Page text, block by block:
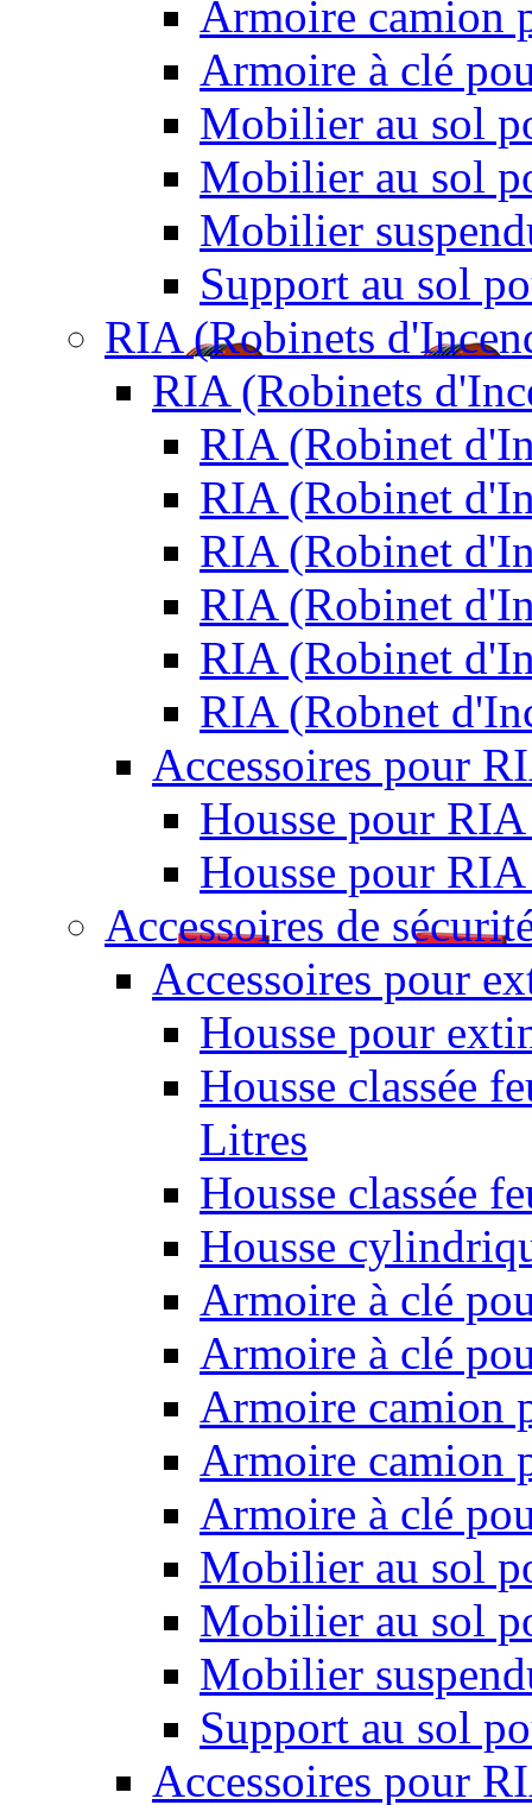
Armoire camion
Armoire à clé
Mobilier au sol
Mobilier au sol
Mobilier
Support au sol
RIA (Robinets
RIA (Robinets
RIA (Robinet
RIA (Robinet
RIA (Robinet
RIA (Robinet
RIA (Robinet
RIA (Robnet
Accessoires pour
Housse pour
Housse pour
Accessoires de
Accessoires pour
Housse pour
Housse classée
Litres
Housse classée
Housse
Armoire à clé
Armoire à clé
Armoire camion
Armoire camion
Armoire à clé
Mobilier au sol
Mobilier au sol
Mobilier
Support au sol
Accessoires pour